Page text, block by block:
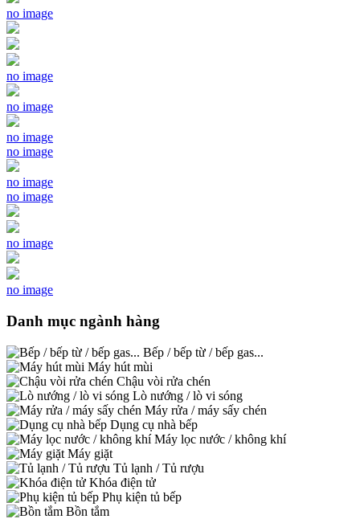
no image
no image
no image
no image
no image
no image
no image
no image
no image
Danh mục ngành hàng
Bếp / bếp từ / bếp gas...
Máy hút mùi
Chậu vòi rửa chén
Lò nướng / lò vi sóng
Máy rửa / máy sấy chén
Dụng cụ nhà bếp
Máy lọc nước / không khí
Máy giặt
Tủ lạnh / Tủ rượu
Khóa điện tử
Phụ kiện tủ bếp
Bồn tắm